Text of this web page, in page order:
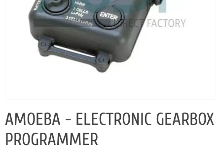
AMOEBA - ELECTRONIC GEARBOX
PROGRAMMER